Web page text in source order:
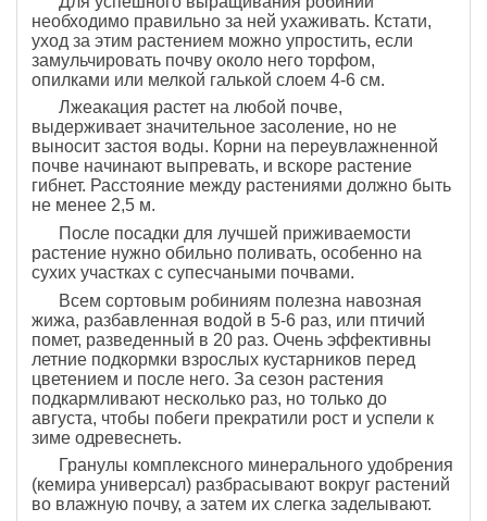
необходимо правильно за ней ухаживать. Кстати,
уход за этим растением можно упростить, если
замульчировать почву около него торфом,
опилками или мелкой галькой слоем 4-6 см.
Лжеакация растет на любой почве,
выдерживает значительное засоление, но не
выносит застоя воды. Корни на переувлажненной
почве начинают выпревать, и вскоре растение
гибнет. Расстояние между растениями должно быть
не менее 2,5 м.
После посадки для лучшей приживаемости
растение нужно обильно поливать, особенно на
сухих участках с супесчаными почвами.
Всем сортовым робиниям полезна навозная
жижа, разбавленная водой в 5-6 раз, или птичий
помет, разведенный в 20 раз. Очень эффективны
летние подкормки взрослых кустарников перед
цветением и после него. За сезон растения
подкармливают несколько раз, но только до
августа, чтобы побеги прекратили рост и успели к
зиме одревеснеть.
Гранулы комплексного минерального удобрения
(кемира универсал) разбрасывают вокруг растений
во влажную почву, а затем их слегка заделывают.